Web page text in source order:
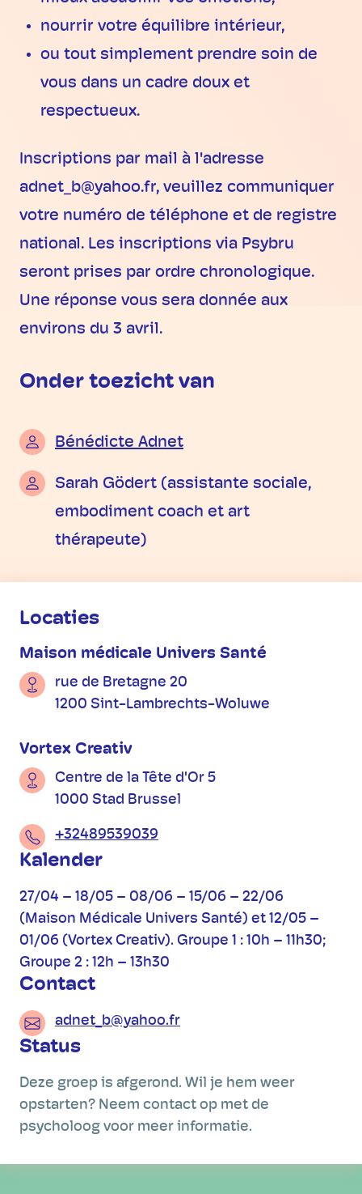
nourrir votre équilibre intérieur,
ou tout simplement prendre soin de
vous dans un cadre doux et
respectueux.
Inscriptions par mail à l'adresse
adnet_b@yahoo.fr, veuillez communiquer
votre numéro de téléphone et de registre
national. Les inscriptions via Psybru
seront prises par ordre chronologique.
Une réponse vous sera donnée aux
environs du 3 avril.
Onder toezicht van
Bénédicte Adnet
Sarah Gödert (assistante sociale,
embodiment coach et art
thérapeute)
Praktische informatie
Locaties
Maison médicale Univers Santé
rue de Bretagne 20
1200 Sint-Lambrechts-Woluwe
Vortex Creativ
Centre de la Tête d'Or 5
1000 Stad Brussel
+32489539039
Kalender
27/04 – 18/05 – 08/06 – 15/06 – 22/06
(Maison Médicale Univers Santé) et 12/05 –
01/06 (Vortex Creativ). Groupe 1 : 10h – 11h30;
Groupe 2 : 12h – 13h30
Contact
adnet_b@yahoo.fr
Status
Deze groep is afgerond. Wil je hem weer
opstarten? Neem contact op met de
psycholoog voor meer informatie.